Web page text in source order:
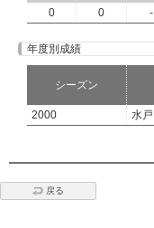
0
0 -
年度別成績
シーズン
2000
水戸
戻る